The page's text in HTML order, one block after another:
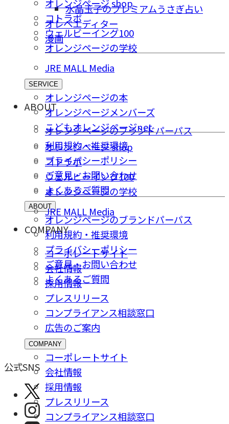
水晶玉子のプレミアムうさぎ占い
オレペエディター
漫画
オレンジページ shop
コトラボ
ウェルビーイング100
オレンジページの学校
JRE MALL Media
SERVICE
オレンジページの本
オレンジページメンバーズ
こどもオレンジページnet
オレンジページ shop
コトラボ
ウェルビーイング100
オレンジページの学校
JRE MALL Media
ABOUT
オレンジページのブランドパーパス
利用規約・推奨環境
プライバシーポリシー
ご意⾒・お問い合わせ
よくあるご質問
ABOUT
オレンジページのブランドパーパス
利用規約・推奨環境
プライバシーポリシー
ご意⾒・お問い合わせ
よくあるご質問
COMPANY
コーポレートサイト
会社情報
採⽤情報
プレスリリース
コンプライアンス相談窓⼝
広告のご案内
COMPANY
コーポレートサイト
会社情報
採⽤情報
プレスリリース
コンプライアンス相談窓⼝
公式SNS